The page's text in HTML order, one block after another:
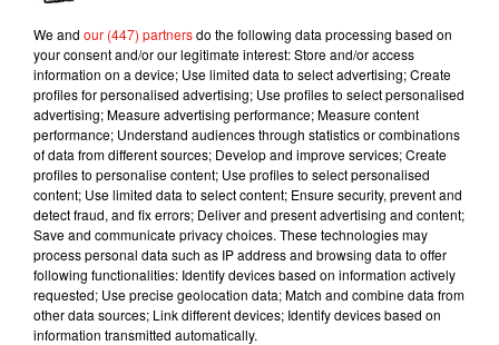
ainsi 33% de sperme en plus que les autres !
We and our (447) partnersdo the following data processing based on
your consent and/or our legitimate interest: Store and/or access
information on a device; Use limited data to select advertising; Create
profiles for personalised advertising; Use profiles to select personalised
advertising; Measure advertising performance; Measure content
performance; Understand audiences through statistics or combinations
of data from different sources; Develop and improve services; Create
profiles to personalise content; Use profiles to select personalised
content; Use limited data to select content; Ensure security, prevent and
detect fraud, and fix errors; Deliver and present advertising and content;
Save and communicate privacy choices. These technologies may
process personal data such as IP address and browsing data to offer
following functionalities: Identify devices based on information actively
requested; Use precise geolocation data; Match and combine data from
other data sources; Link different devices; Identify devices based on
information transmitted automatically.